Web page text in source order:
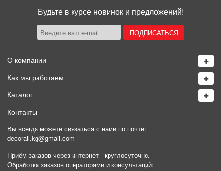
Будьте в курсе новинок и предложений!
О компании
Как мы работаем
Каталог
Контакты
Вы всегда можете связаться с нами по почте:
decorall.kg@gmail.com
Приём заказов через интернет - круглосуточно.
Обработка заказов операторами и консультаций: